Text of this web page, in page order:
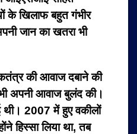
के खिलाफ बहुत गंभीर
जान का खतरा भी
की आवाज दबाने की
अपनी आवाज बुलंद की।
2007 में हुए वकीलों
हिस्सा लिया था, तब